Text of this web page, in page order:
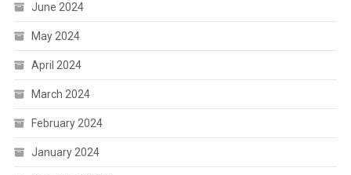
June 2024
May 2024
April 2024
March 2024
February 2024
January 2024